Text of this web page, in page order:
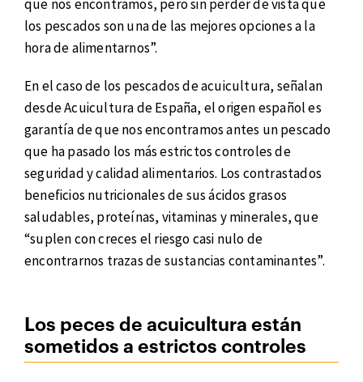
que nos encontramos, pero sin perder de vista que
los pescados son una de las mejores opciones a la
hora de alimentarnos”.
En el caso de los pescados de acuicultura, señalan
desde Acuicultura de España, el origen español es
garantía de que nos encontramos antes un pescado
que ha pasado los más estrictos controles de
seguridad y calidad alimentarios. Los contrastados
beneficios nutricionales de sus ácidos grasos
saludables, proteínas, vitaminas y minerales, que
“suplen con creces el riesgo casi nulo de
encontrarnos trazas de sustancias contaminantes”.
Los peces de acuicultura están
sometidos a estrictos controles